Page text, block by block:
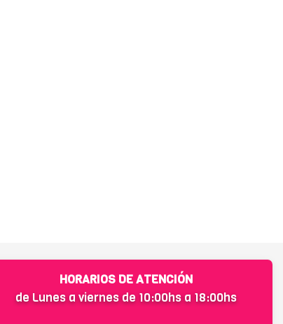
HORARIOS DE ATENCIÓN
de Lunes a viernes de 10:00hs a 18:00hs